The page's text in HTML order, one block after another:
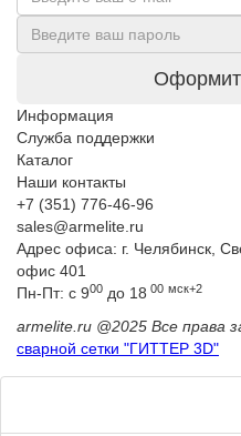
Информация
Служба поддержки
Каталог
Наши контакты
+7 (351) 776-46-96
sales@armelite.ru
Адрес офиса: г. Челябинск,
офис 401
Пн-Пт: с 900 до 18 00 мск+2
armelite.ru @2025 Все права
сварной сетки "ГИТТЕР 3D"